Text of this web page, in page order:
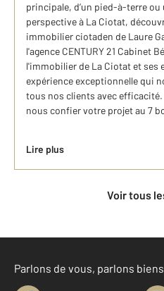
principale, d’un pied-à-terre
perspective à La Ciotat,
immobilier ciotaden de Laure
l'agence CENTURY 21 Cabinet
l'immobilier de La Ciotat et ses
expérience exceptionnelle qui
tous nos clients avec
nous confier votre projet au 7
Lire plus
Voir tous
Parlons de vous, parlons biens